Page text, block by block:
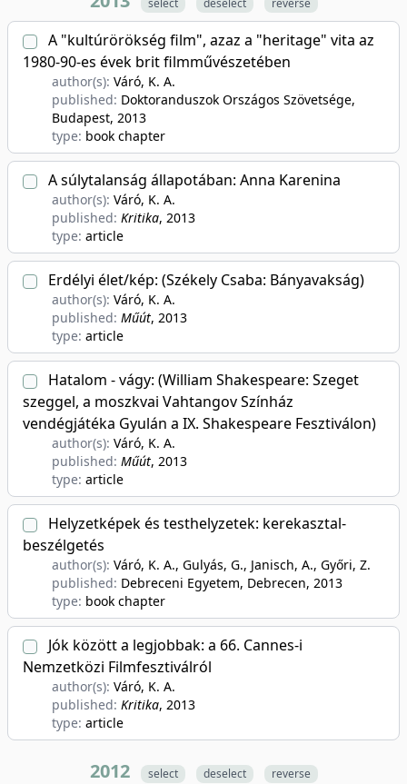
select deselect reverse
A "kultúrörökség film", azaz a "heritage" vita az
1980-90-es évek brit filmművészetében
author(s): Váró, K. A.
published: Doktoranduszok Országos Szövetsége,
Budapest, 2013
type: book chapter
A súlytalanság állapotában: Anna Karenina
author(s): Váró, K. A.
published: Kritika, 2013
type: article
Erdélyi élet/kép: (Székely Csaba: Bányavakság)
author(s): Váró, K. A.
published: Műút, 2013
type: article
Hatalom - vágy: (William Shakespeare: Szeget
szeggel, a moszkvai Vahtangov Színház
vendégjátéka Gyulán a IX. Shakespeare Fesztiválon)
author(s): Váró, K. A.
published: Műút, 2013
type: article
Helyzetképek és testhelyzetek: kerekasztal-
beszélgetés
author(s): Váró, K. A., Gulyás, G., Janisch, A., Győri, Z.
published: Debreceni Egyetem, Debrecen, 2013
type: book chapter
Jók között a legjobbak: a 66. Cannes-i
Nemzetközi Filmfesztiválról
author(s): Váró, K. A.
published: Kritika, 2013
type: article
2012 select deselect reverse